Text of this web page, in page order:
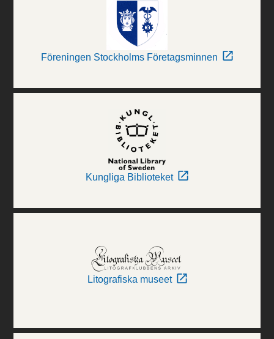
Föreningen Stockholms Företagsminnen
Kungliga Biblioteket
Litografiska museet